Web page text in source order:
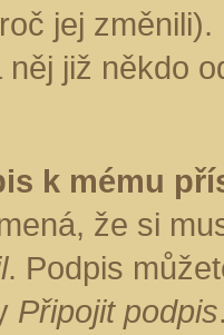
jej
již někdo
k mému
že si
. Podpis
Připojit podpis